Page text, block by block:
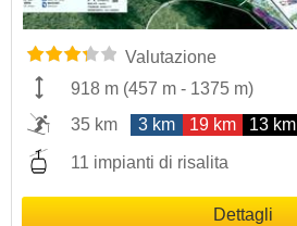
Valutazione
918 m (457 m - 1375 m)
35 km
3 km 19 km 13 km
11 impianti di risalita
Dettagli